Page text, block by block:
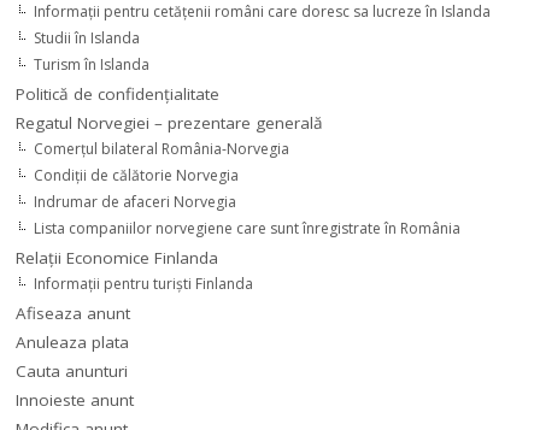
Informaţii pentru cetăţenii români care doresc sa lucreze în Islanda
Studii în Islanda
Turism în Islanda
Politică de confidențialitate
Regatul Norvegiei – prezentare generală
Comerţul bilateral România-Norvegia
Condiții de călătorie Norvegia
Indrumar de afaceri Norvegia
Lista companiilor norvegiene care sunt înregistrate în România
Relaţii Economice Finlanda
Informaţii pentru turişti Finlanda
Afiseaza anunt
Anuleaza plata
Cauta anunturi
Innoieste anunt